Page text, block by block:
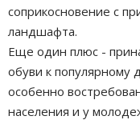
соприкосновение с
ландшафта.
Еще один плюс -
обуви к популярному
особенно
населения и у